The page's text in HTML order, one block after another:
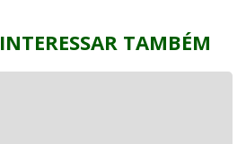
TAMBÉM